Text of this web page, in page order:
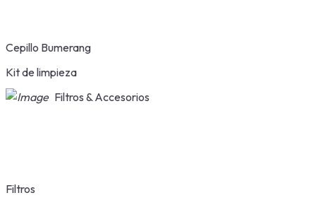
Cepillo Bumerang
Kit de limpieza
Filtros & Accesorios
Filtros